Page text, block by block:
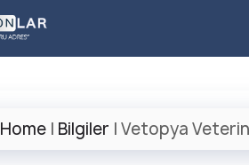
Home| Bilgiler | Vetopya